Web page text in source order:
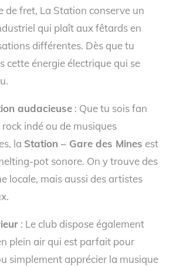
de fret, La Station conserve un
qui plaît aux fêtards en
différentes. Dès que tu
cette énergie électrique qui se
audacieuse: Que tu sois fan
indé ou de musiques
la Station – Gare des Mines est
pot sonore. On y trouve des
locale, mais aussi des artistes
: Le club dispose également
plein air qui est parfait pour
simplement apprécier la musique